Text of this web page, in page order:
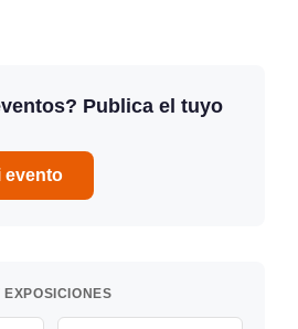
Publica el tuyo
evento